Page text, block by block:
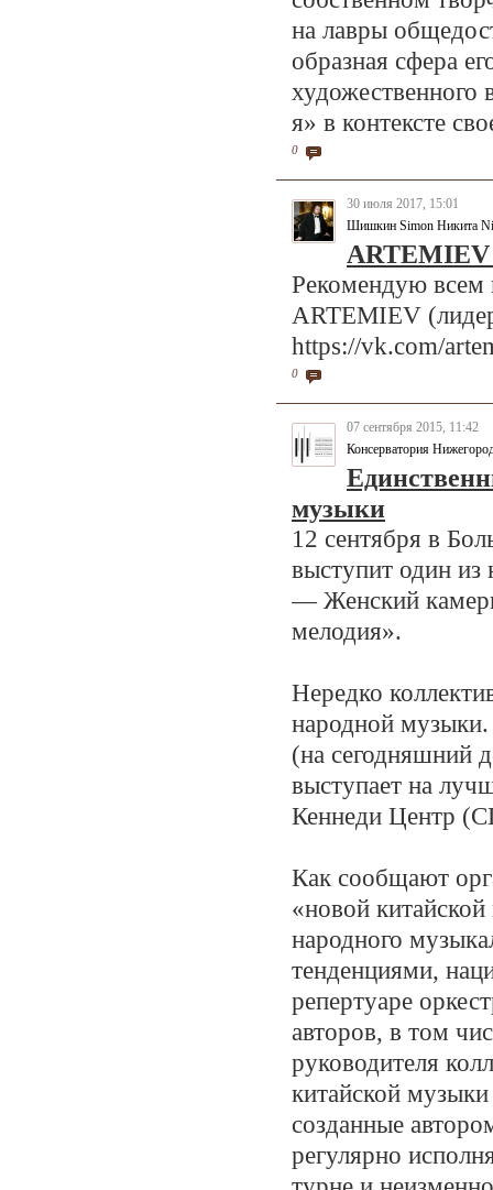
на лавры
образная сфера
художественного
я» в контексте
0
30 июля 2017, 15:01
Шишкин Simon Никита
Рекомендую
ARTEMIEV
https://vk.com/
0
07 сентября 2015, 11:42
Консерватория
музыки
12 сентября в
выступит один из
— Женский
мелодия».
Нередко
народной музыки.
(на сегодняшний
выступает на
Кеннеди Центр
Как сообщают
«новой
народного
тенденциями,
репертуаре
авторов, в том
руководителя
китайской
созданные
регулярно